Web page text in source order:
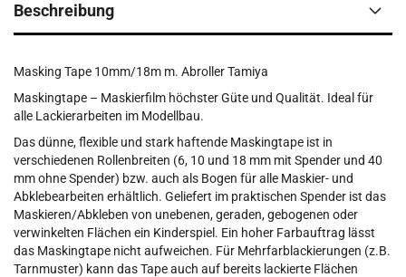
Beschreibung
Masking Tape 10mm/18m m. Abroller Tamiya
Maskingtape – Maskierfilm höchster Güte und Qualität. Ideal für
alle Lackierarbeiten im Modellbau.
Das dünne, flexible und stark haftende Maskingtape ist in
verschiedenen Rollenbreiten (6, 10 und 18 mm mit Spender und 40
mm ohne Spender) bzw. auch als Bogen für alle Maskier- und
Abklebearbeiten erhältlich. Geliefert im praktischen Spender ist das
Maskieren/Abkleben von unebenen, geraden, gebogenen oder
verwinkelten Flächen ein Kinderspiel. Ein hoher Farbauftrag lässt
das Maskingtape nicht aufweichen. Für Mehrfarblackierungen (z.B.
Tarnmuster) kann das Tape auch auf bereits lackierte Flächen